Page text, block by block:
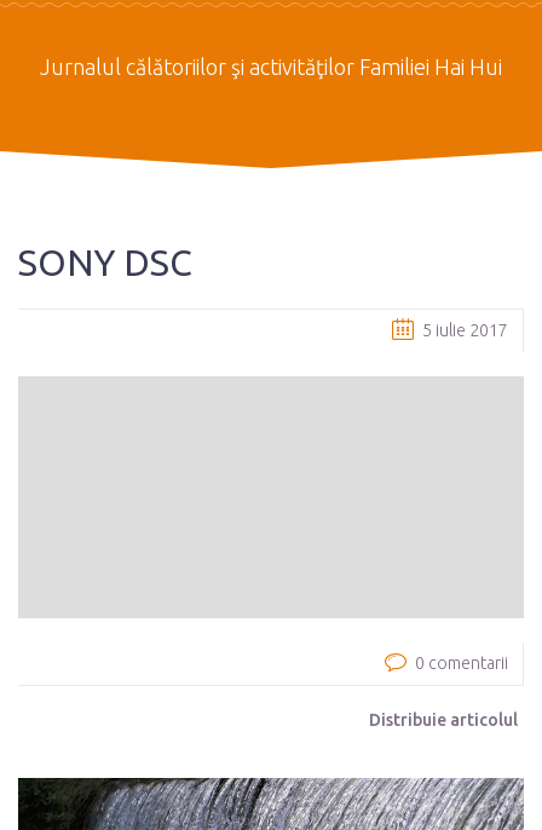
Jurnalul călătoriilor şi activităţilor Familiei Hai Hui
SONY DSC
5 iulie 2017
0 comentarii
Distribuie articolul